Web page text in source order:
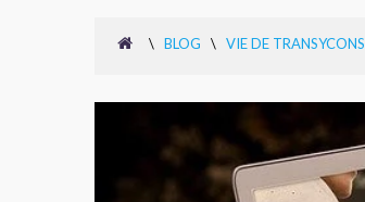
\ BLOG \ VIE DE TRANSYCONS